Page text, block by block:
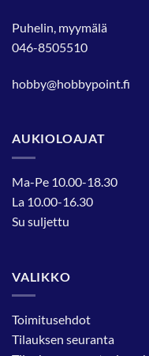
Puhelin, myymälä
046-8505510
hobby@hobbypoint.fi
AUKIOLOAJAT
Ma-Pe 10.00-18.30
La 10.00-16.30
Su suljettu
VALIKKO
Toimitusehdot
Tilauksen seuranta